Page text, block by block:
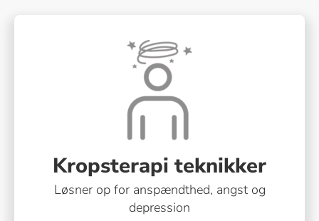
Kropsterapi teknikker
Løsner op for anspændthed, angst og
depression